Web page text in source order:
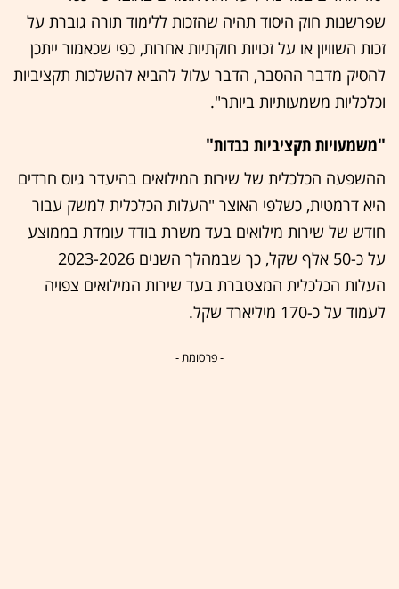
שפרשנות חוק היסוד תהיה שהזכות ללימוד תורה גוברת על
זכות השוויון או על זכויות חוקתיות אחרות, כפי שכאמור ייתכן
להסיק מדבר ההסבר, הדבר עלול להביא להשלכות תקציביות
וכלכליות משמעותיות ביותר".
"משמעויות תקציביות כבדות"
ההשפעה הכלכלית של שירות המילואים בהיעדר גיוס חרדים
היא דרמטית, כשלפי האוצר "העלות הכלכלית למשק עבור
חודש של שירות מילואים בעד משרת בודד עומדת בממוצע
על כ-50 אלף שקל, כך שבמהלך השנים 2023-2026
העלות הכלכלית המצטברת בעד שירות המילואים צפויה
לעמוד על כ-170 מיליארד שקל.
- פרסומת -